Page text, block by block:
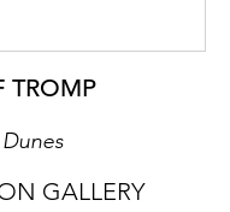
TROMP
GALLERY